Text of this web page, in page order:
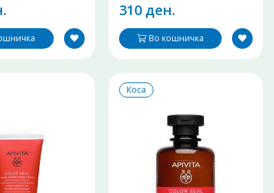
рузмарин 320ml
310 ден.
Во кошничка
Коса